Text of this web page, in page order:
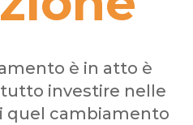
è in atto è
investire nelle
quel cambiamento